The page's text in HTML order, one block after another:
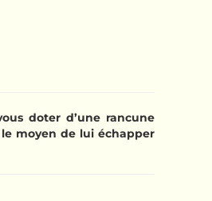
doter d’une rancune
moyen de lui échapper